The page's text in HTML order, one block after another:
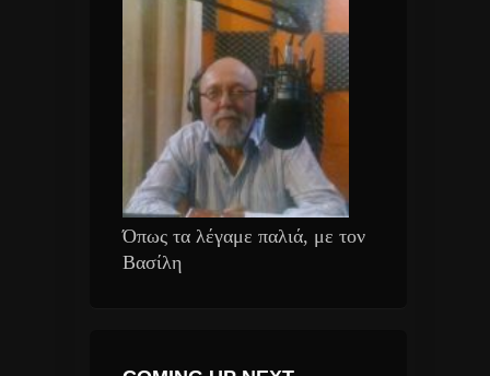
Όπως τα λέγαμε παλιά, με τον
Βασίλη